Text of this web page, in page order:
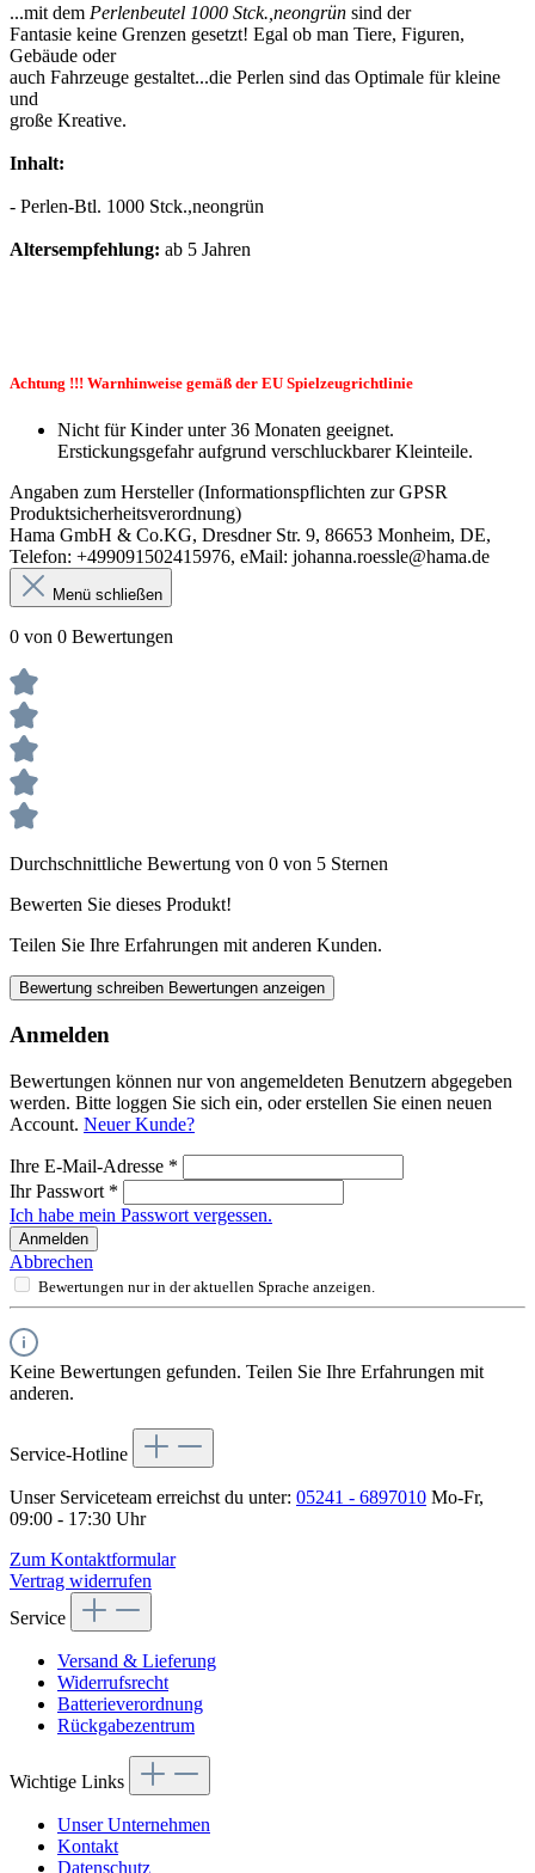
...mit dem Perlenbeutel 1000 Stck.,neongrün sind der
Fantasie keine Grenzen gesetzt! Egal ob man Tiere, Figuren,
Gebäude oder
auch Fahrzeuge gestaltet...die Perlen sind das Optimale für kleine
und
große Kreative.
Inhalt:
- Perlen-Btl. 1000 Stck.,neongrün
Altersempfehlung: ab 5 Jahren
Achtung !!! Warnhinweise gemäß der EU Spielzeugrichtlinie
Nicht für Kinder unter 36 Monaten geeignet.
Erstickungsgefahr aufgrund verschluckbarer Kleinteile.
Angaben zum Hersteller (Informationspflichten zur GPSR
Produktsicherheitsverordnung)
Hama GmbH & Co.KG, Dresdner Str. 9, 86653 Monheim, DE,
Telefon: +499091502415976, eMail: johanna.roessle@hama.de
Menü schließen
0 von 0 Bewertungen
Durchschnittliche Bewertung von 0 von 5 Sternen
Bewerten Sie dieses Produkt!
Teilen Sie Ihre Erfahrungen mit anderen Kunden.
Bewertung schreiben Bewertungen anzeigen
Anmelden
Bewertungen können nur von angemeldeten Benutzern abgegeben
werden. Bitte loggen Sie sich ein, oder erstellen Sie einen neuen
Account. Neuer Kunde?
Ihre E-Mail-Adresse *
Ihr Passwort *
Ich habe mein Passwort vergessen.
Anmelden
Abbrechen
Bewertungen nur in der aktuellen Sprache anzeigen.
Keine Bewertungen gefunden. Teilen Sie Ihre Erfahrungen mit
anderen.
Service-Hotline
Unser Serviceteam erreichst du unter: 05241 - 6897010 Mo-Fr,
09:00 - 17:30 Uhr
Zum Kontaktformular
Vertrag widerrufen
Service
Versand & Lieferung
Widerrufsrecht
Batterieverordnung
Rückgabezentrum
Wichtige Links
Unser Unternehmen
Kontakt
Datenschutz